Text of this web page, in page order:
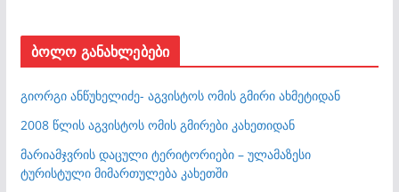
ბოლო განახლებები
გიორგი ანწუხელიძე- აგვისტოს ომის გმირი ახმეტიდან
2008 წლის აგვისტოს ომის გმირები კახეთიდან
მარიამჯვრის დაცული ტერიტორიები – ულამაზესი
ტურისტული მიმართულება კახეთში